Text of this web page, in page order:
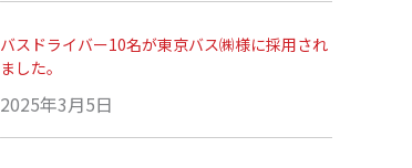
バスドライバー10名が東京バス㈱様に採用され
ました。
2025年3月5日